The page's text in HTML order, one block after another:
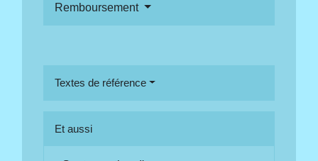
Remboursement
Textes de référence
Et aussi